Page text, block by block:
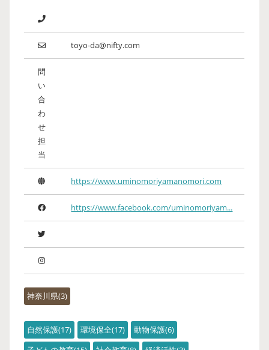
toyo-da@nifty.com
問
い
合
わ
せ
担
当
https://www.uminomoriyamanomori.com
https://www.facebook.com/uminomoriyam...
神奈川県 3
自然保護 17 環境保全 17 動物保護 6